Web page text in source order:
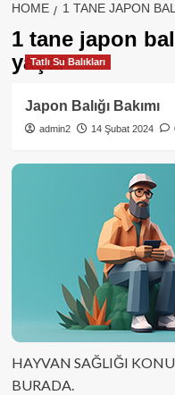
HOME 1 TANE JAPON
1 tane japon
yaşar
Tatlı Su Balıkları
Japon Balığı Bakımı
admin2 14 Şubat 2024
HAYVAN SAĞLIĞI
BURADA.